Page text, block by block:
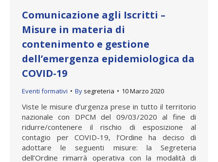
Comunicazione agli Iscritti –
Misure in materia di
contenimento e gestione
dell’emergenza epidemiologica da
COVID-19
Eventi formativi By segreteria 10 Marzo 2020
Viste le misure d’urgenza prese in tutto il territorio
nazionale con DPCM del 09/03/2020 al fine di
ridurre/contenere il rischio di esposizione al
contagio per COVID-19, l’Ordine ha deciso di
adottare le seguenti misure: la Segreteria
dell’Ordine rimarrà operativa con la modalità di